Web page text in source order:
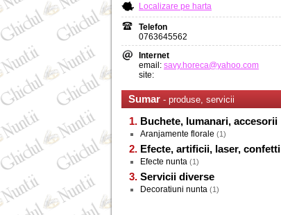
Localizare pe harta
Telefon
0763645562
Internet
email: savy.horeca@yahoo.com
site:
Sumar - produse, servicii
Buchete, lumanari, accesorii
Aranjamente florale (1)
Efecte, artificii, laser, confetti
Efecte nunta (1)
Servicii diverse
Decoratiuni nunta (1)